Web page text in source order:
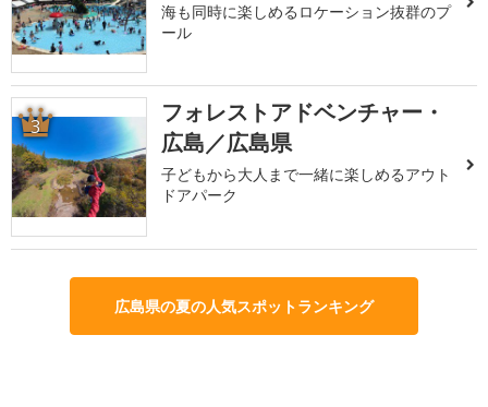
海も同時に楽しめるロケーション抜群のプ
ール
3
フォレストアドベンチャー・
広島／広島県
子どもから大人まで一緒に楽しめるアウト
ドアパーク
広島県の夏の人気スポットランキング